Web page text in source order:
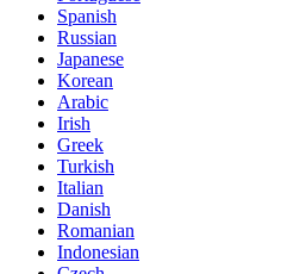
Spanish
Russian
Japanese
Korean
Arabic
Irish
Greek
Turkish
Italian
Danish
Romanian
Indonesian